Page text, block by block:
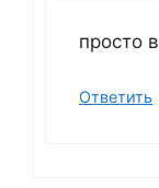
просто
Ответить